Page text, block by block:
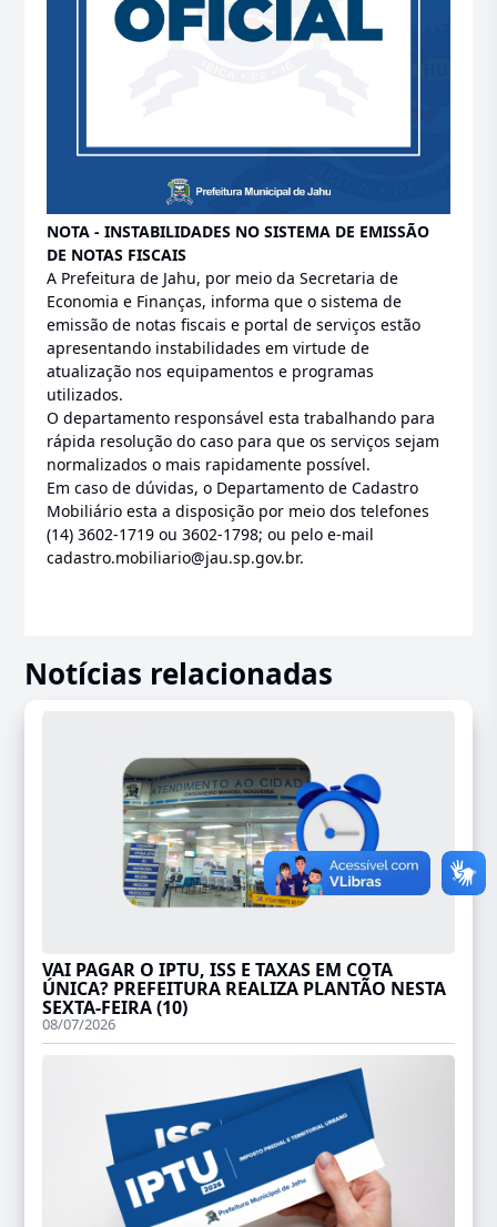
NOTA - INSTABILIDADES NO SISTEMA DE EMISSÃO
DE NOTAS FISCAIS
A Prefeitura de Jahu, por meio da Secretaria de
Economia e Finanças, informa que o sistema de
emissão de notas fiscais e portal de serviços estão
apresentando instabilidades em virtude de
atualização nos equipamentos e programas
utilizados.
O departamento responsável esta trabalhando para
rápida resolução do caso para que os serviços sejam
normalizados o mais rapidamente possível.
Em caso de dúvidas, o Departamento de Cadastro
Mobiliário esta a disposição por meio dos telefones
(14) 3602-1719 ou 3602-1798; ou pelo e-mail
cadastro.mobiliario@jau.sp.gov.br.
Notícias relacionadas
VAI PAGAR O IPTU, ISS E TAXAS EM COTA
ÚNICA? PREFEITURA REALIZA PLANTÃO NESTA
SEXTA-FEIRA (10)
08/07/2026